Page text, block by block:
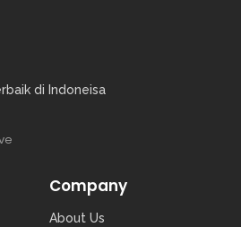
di Indoneisa
Company
About Us